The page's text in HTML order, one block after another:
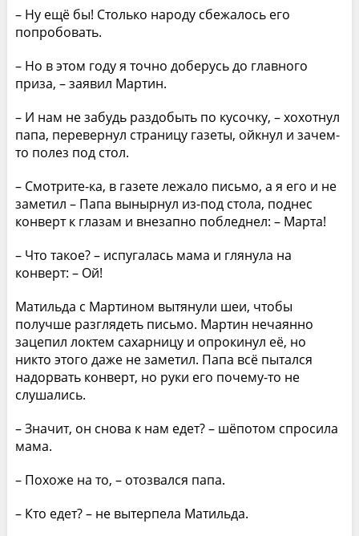
– Ну ещё бы! Столько народу сбежалось его
попробовать.
– Но в этом году я точно доберусь до главного
приза, – заявил Мартин.
– И нам не забудь раздобыть по кусочку, – хохотнул
папа, перевернул страницу газеты, ойкнул и зачем-
то полез под стол.
– Смотрите-ка, в газете лежало письмо, а я его и не
заметил – Папа вынырнул из-под стола, поднес
конверт к глазам и внезапно побледнел: – Марта!
– Что такое? – испугалась мама и глянула на
конверт: – Ой!
Матильда с Мартином вытянули шеи, чтобы
получше разглядеть письмо. Мартин нечаянно
зацепил локтем сахарницу и опрокинул её, но
никто этого даже не заметил. Папа всё пытался
надорвать конверт, но руки его почему-то не
слушались.
– Значит, он снова к нам едет? – шёпотом спросила
мама.
– Похоже на то, – отозвался папа.
– Кто едет? – не вытерпела Матильда.